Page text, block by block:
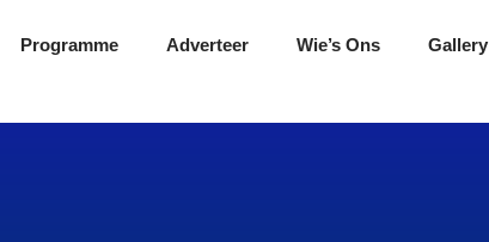
Programme Adverteer Wie’s Ons Gallery